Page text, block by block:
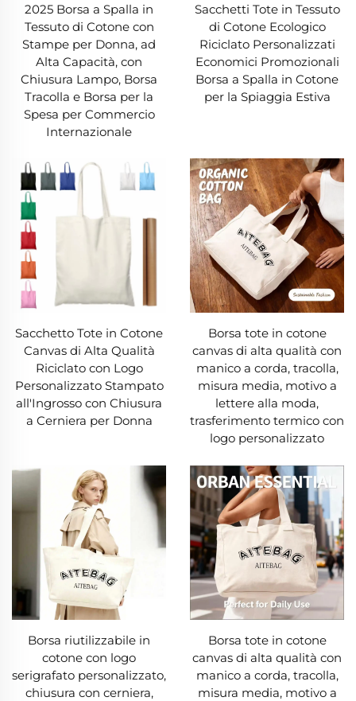
2025 Borsa a Spalla in
Tessuto di Cotone con
Stampe per Donna, ad
Alta Capacità, con
Chiusura Lampo, Borsa
Tracolla e Borsa per la
Spesa per Commercio
Internazionale
Sacchetti Tote in Tessuto
di Cotone Ecologico
Riciclato Personalizzati
Economici Promozionali
Borsa a Spalla in Cotone
per la Spiaggia Estiva
Sacchetto Tote in Cotone
Canvas di Alta Qualità
Riciclato con Logo
Personalizzato Stampato
all'Ingrosso con Chiusura
a Cerniera per Donna
Borsa tote in cotone
canvas di alta qualità con
manico a corda, tracolla,
misura media, motivo a
lettere alla moda,
trasferimento termico con
logo personalizzato
Borsa riutilizzabile in
cotone con logo
serigrafato personalizzato,
chiusura con cerniera,
Borsa tote in cotone
canvas di alta qualità con
manico a corda, tracolla,
misura media, motivo a